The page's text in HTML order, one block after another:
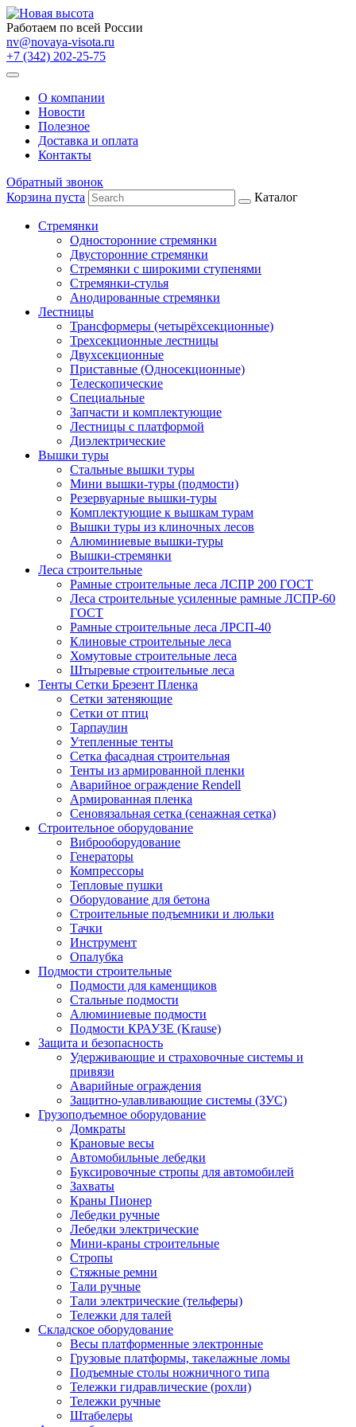
Работаем по всей России
nv@novaya-visota.ru
+7 (342) 202-25-75
О компании
Новости
Полезное
Доставка и оплата
Контакты
Обратный звонок
Корзина пуста
Каталог
Стремянки
Односторонние стремянки
Двусторонние стремянки
Стремянки с широкими ступенями
Стремянки-стулья
Анодированные стремянки
Лестницы
Трансформеры (четырёхсекционные)
Трехсекционные лестницы
Двухсекционные
Приставные (Односекционные)
Телескопические
Специальные
Запчасти и комплектующие
Лестницы с платформой
Диэлектрические
Вышки туры
Стальные вышки туры
Мини вышки-туры (подмости)
Резервуарные вышки-туры
Комплектующие к вышкам турам
Вышки туры из клиночных лесов
Алюминиевые вышки-туры
Вышки-стремянки
Леса строительные
Рамные строительные леса ЛСПР 200 ГОСТ
Леса строительные усиленные рамные ЛСПР-60
ГОСТ
Рамные строительные леса ЛРСП-40
Клиновые строительные леса
Хомутовые строительные леса
Штыревые строительные леса
Тенты Сетки Брезент Пленка
Сетки затеняющие
Сетки от птиц
Тарпаулин
Утепленные тенты
Сетка фасадная строительная
Тенты из армированной пленки
Аварийное ограждение Rendell
Армированная пленка
Сеновязальная сетка (сенажная сетка)
Строительное оборудование
Виброоборудование
Генераторы
Компрессоры
Тепловые пушки
Оборудование для бетона
Строительные подъемники и люльки
Тачки
Инструмент
Опалубка
Подмости строительные
Подмости для каменщиков
Стальные подмости
Алюминиевые подмости
Подмости КРАУЗЕ (Krause)
Защита и безопасность
Удерживающие и страховочные системы и
привязи
Аварийные ограждения
Защитно-улавливающие системы (ЗУС)
Грузоподъемное оборудование
Домкраты
Крановые весы
Автомобильные лебедки
Буксировочные стропы для автомобилей
Захваты
Краны Пионер
Лебедки ручные
Лебедки электрические
Мини-краны строительные
Стропы
Стяжные ремни
Тали ручные
Тали электрические (тельферы)
Тележки для талей
Складское оборудование
Весы платформенные электронные
Грузовые платформы, такелажные ломы
Подъемные столы ножничного типа
Тележки гидравлические (рохли)
Тележки ручные
Штабелеры